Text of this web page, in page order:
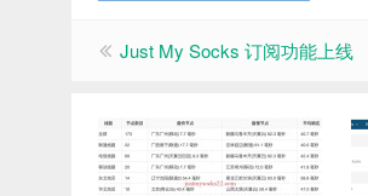
Just My Socks 订阅功能上线